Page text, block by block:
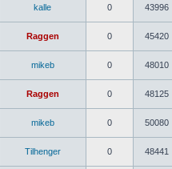
kalle 0 43996
Raggen 0 45420
mikeb 0 48010
Raggen 0 48125
mikeb 0 50080
Tilhenger 0 48441